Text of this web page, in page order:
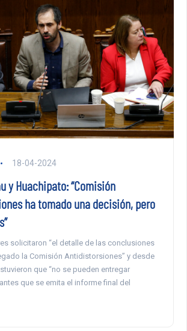
18-04-2024
y Huachipato: “Comisión
ha tomado una decisión, pero
solicitaron “el detalle de las conclusiones
la Comisión Antidistorsiones” y desde
que “no se pueden entregar
que se emita el informe final del